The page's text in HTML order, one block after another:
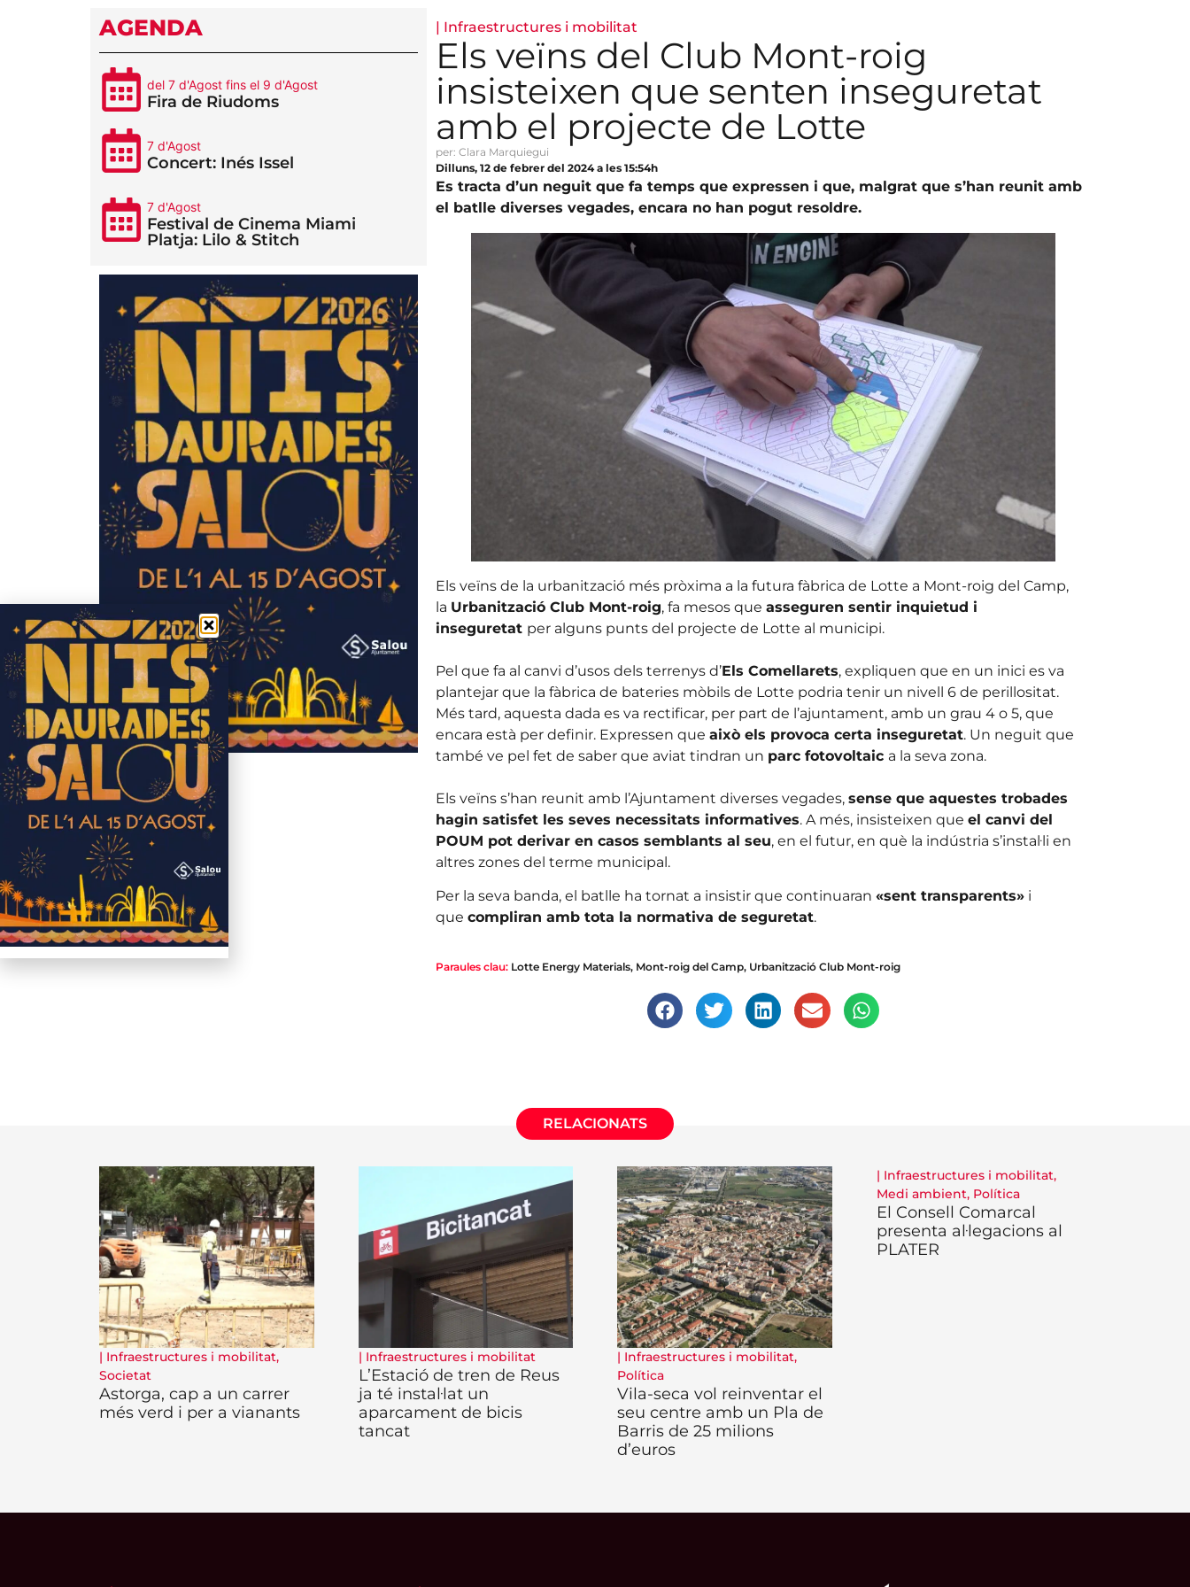
AGENDA
del 7 d'Agost fins el 9 d'Agost
Fira de Riudoms
7 d'Agost
Concert: Inés Issel
7 d'Agost
Festival de Cinema Miami
Platja: Lilo & Stitch
| Infraestructures i mobilitat
Els veïns del Club Mont-roig
insisteixen que senten inseguretat
amb el projecte de Lotte
per: Clara Marquiegui
Dilluns, 12 de febrer del 2024 a les 15:54h
Es tracta d’un neguit que fa temps que expressen i que, malgrat que s’han reunit amb
el batlle diverses vegades, encara no han pogut resoldre.
Els veïns de la urbanització més pròxima a la futura fàbrica de Lotte a Mont-roig del Camp,
la Urbanització Club Mont-roig, fa mesos que asseguren sentir inquietud i
inseguretat per alguns punts del projecte de Lotte al municipi.
Pel que fa al canvi d’usos dels terrenys d’Els Comellarets, expliquen que en un inici es va
plantejar que la fàbrica de bateries mòbils de Lotte podria tenir un nivell 6 de perillositat.
Més tard, aquesta dada es va rectificar, per part de l’ajuntament, amb un grau 4 o 5, que
encara està per definir. Expressen que això els provoca certa inseguretat. Un neguit que
també ve pel fet de saber que aviat tindran un parc fotovoltaic a la seva zona.
Els veïns s’han reunit amb l’Ajuntament diverses vegades, sense que aquestes trobades
hagin satisfet les seves necessitats informatives. A més, insisteixen que el canvi del
POUM pot derivar en casos semblants al seu, en el futur, en què la indústria s’instal·li en
altres zones del terme municipal.
Per la seva banda, el batlle ha tornat a insistir que continuaran «sent transparents»i
que compliran amb tota la normativa de seguretat.
Paraules clau: Lotte Energy Materials, Mont-roig del Camp, Urbanització Club Mont-roig
RELACIONATS
| Infraestructures i mobilitat,
Societat
Astorga, cap a un carrer
més verd i per a vianants
| Infraestructures i mobilitat
L’Estació de tren de Reus
ja té instal·lat un
aparcament de bicis
tancat
| Infraestructures i mobilitat,
Política
Vila-seca vol reinventar el
seu centre amb un Pla de
Barris de 25 milions
d’euros
| Infraestructures i mobilitat,
Medi ambient, Política
El Consell Comarcal
presenta al·legacions al
PLATER